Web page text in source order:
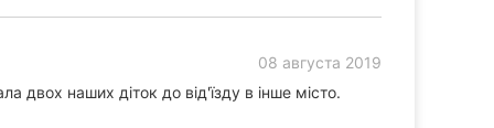
08 августа 2019
двох наших діток до від'їзду в інше місто.